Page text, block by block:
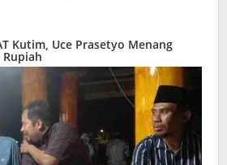
Kutim, Uce Prasetyo Menang
Rupiah